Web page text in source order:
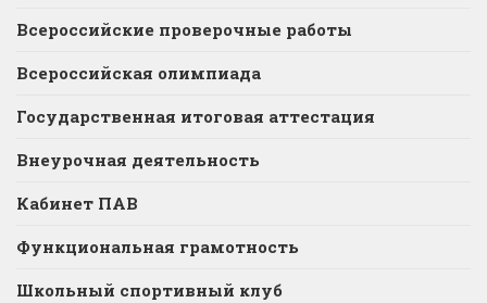
Всероссийские проверочные работы
Всероссийская олимпиада
Государственная итоговая аттестация
Внеурочная деятельность
Кабинет ПАВ
Функциональная грамотность
Школьный спортивный клуб